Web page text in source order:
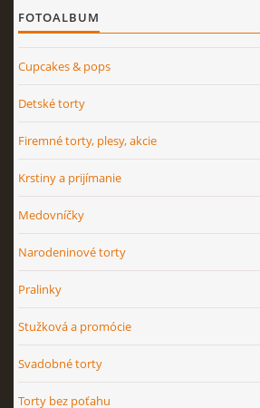
FOTOALBUM
Cupcakes & pops
Detské torty
Firemné torty, plesy, akcie
Krstiny a prijímanie
Medovníčky
Narodeninové torty
Pralinky
Stužková a promócie
Svadobné torty
Torty bez poťahu